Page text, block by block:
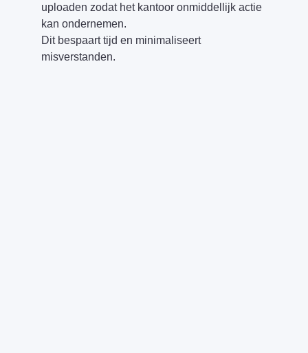
uploaden zodat het kantoor onmiddellijk actie
kan ondernemen.
Dit bespaart tijd en minimaliseert
misverstanden.